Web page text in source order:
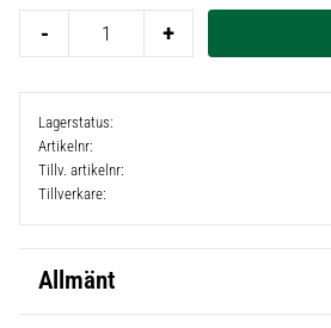
+
-
Lagerstatus
Artikelnr
Tillv. artikelnr
Tillverkare
Allmänt